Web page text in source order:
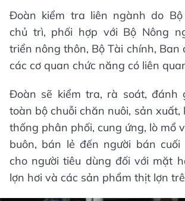
Đoàn kiểm tra liên ngành do Bộ
chủ trì, phối hợp với Bộ Nông
triển nông thôn, Bộ Tài chính, Ban
các cơ quan chức năng có liên
Đoàn sẽ kiểm tra, rà soát, đánh
toàn bộ chuỗi chăn nuôi, sản xuất,
thống phân phối, cung ứng, lò mổ
buôn, bán lẻ đến người bán
cho người tiêu dùng đối với mặt
lợn hơi và các sản phẩm thịt lợn